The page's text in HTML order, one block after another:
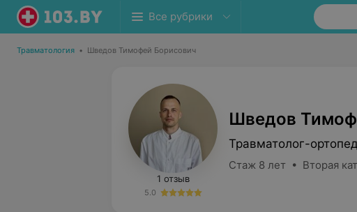
Все рубрики
Травматология • Шведов Тимофей Борисович
1 отзыв
5.0
Шведов
Травматолог-ортопед
Стаж 8 лет • Вторая